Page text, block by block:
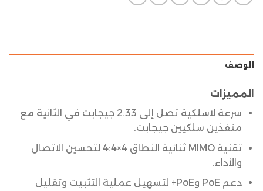
الوصف
المميزات
سرعة لاسلكية تصل إلى 2.33 جيجابت في الثانية مع
منفذين سلكيين جيجابت.
تقنية MIMO ثنائية النطاق 4×4:4 لتحسين الاتصال
والأداء.
دعم PoE وPoE+ لتسهيل عملية التثبيت وتقليل